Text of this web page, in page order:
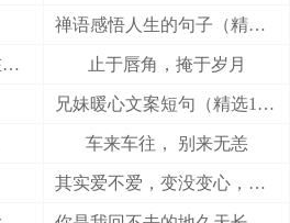
禅语感悟人生的句子（精选27句）
你在我的诗里，我却不在你的梦里 止于唇角，掩于岁月
兄妹暖心文案短句（精选100句）
车来车往， 别来无恙
其实爱不爱，变没变心，身体最诚实